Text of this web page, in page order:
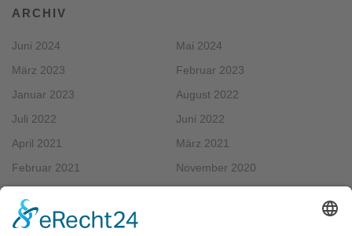
ARCHIV
Juni 2024
Mai 2024
März 2023
Februar 2023
Januar 2023
August 2022
Juli 2022
Juni 2022
April 2021
März 2021
Februar 2021
November 2020
Mai 2020